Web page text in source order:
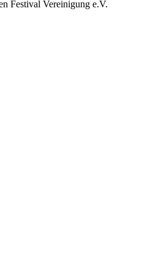
Festival Vereinigung e.V.